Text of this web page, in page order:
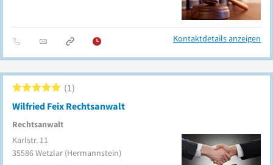
Kontaktdetails anzeigen
Wilfried Feix Rechtsanwalt
Rechtsanwalt
1
Karlstr. 11
35586Wetzlar (Hermannstein)